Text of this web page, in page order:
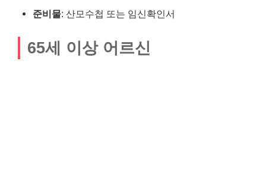
준비물: 산모수첩 또는 임신확인서
65세 이상 어르신